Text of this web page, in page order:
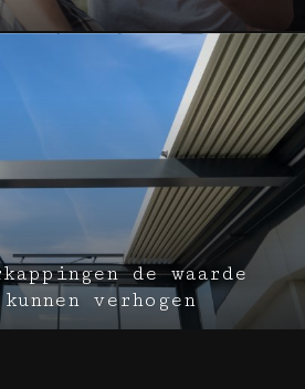
de waarde
verhogen